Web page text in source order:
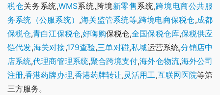
税仓关务系统,WMS系统,跨境新零售系统,跨境电商公共服
务系统（公服系统） ,海关监管系统等,跨境电商保税仓,成都
保税仓,青白江保税仓,好嗨购保税仓,全国保税仓库,保税供应
链代发,海关对接,179查验,三单对碰,私域运营系统,分销店中
店系统,代理商管理系统,聚合跨境支付,海外仓物流,海外公司
注册,香港药牌办理,香港药牌转让,灵活用工,互联网医院等第
三方服务。